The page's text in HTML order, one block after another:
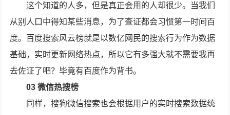
这个知道的人多，但是真正会用的人却很少。当我们
从别人口中得知某些消息，为了查证都会习惯第一时间百
度。百度搜索风云榜就是以数亿网民的搜索行为作为数据
基础，实时更新网络热点，所以它有多强大就不需要我再
去佐证了吧？毕竟有百度作为背书。
03 微信热搜榜
同样，搜狗微信搜索也会根据用户的实时搜索数据统